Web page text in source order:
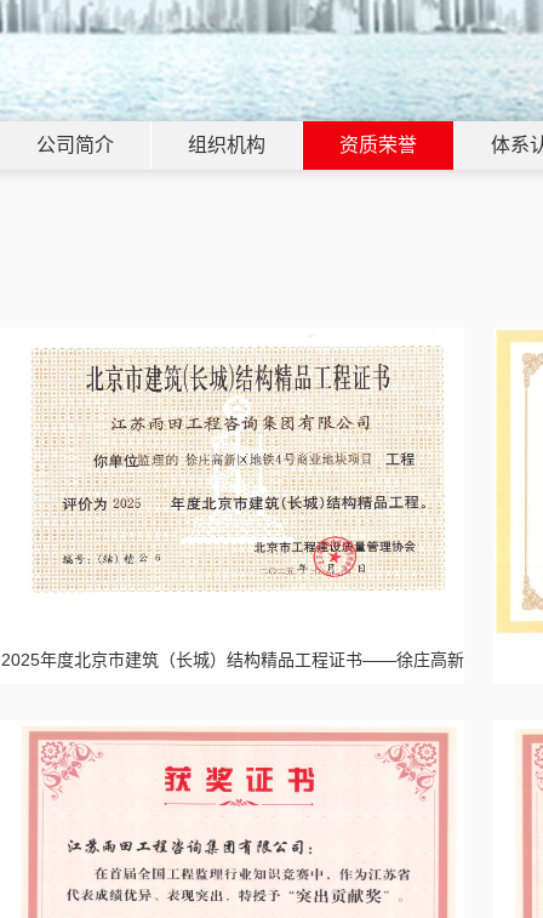
公司简介 组织机构 资质荣誉 体系
2025年度北京市建筑（长城）结构精品工程证书——徐庄高新